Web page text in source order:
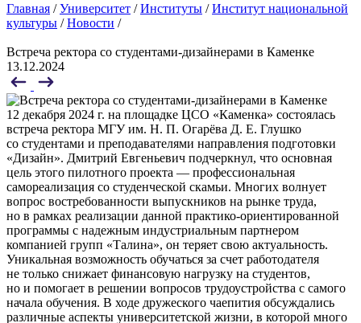
Главная /Университет /Институты /Институт национальной
культуры /Новости /
Встреча ректора со студентами-дизайнерами в Каменке
13.12.2024
12 декабря 2024 г. на площадке ЦСО «Каменка» состоялась
встреча ректора МГУ им. Н. П. Огарёва Д. Е. Глушко
со студентами и преподавателями направления подготовки
«Дизайн». Дмитрий Евгеньевич подчеркнул, что основная
цель этого пилотного проекта — профессиональная
самореализация со студенческой скамьи. Многих волнует
вопрос востребованности выпускников на рынке труда,
но в рамках реализации данной практико-ориентированной
программы с надежным индустриальным партнером
компанией групп «Талина», он теряет свою актуальность.
Уникальная возможность обучаться за счет работодателя
не только снижает финансовую нагрузку на студентов,
но и помогает в решении вопросов трудоустройства с самого
начала обучения. В ходе дружеского чаепития обсуждались
различные аспекты университетской жизни, в которой много